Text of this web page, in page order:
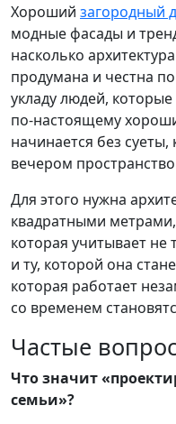
Хороший загородный
модные фасады и
насколько
продумана и честна
укладу людей,
по-настоящему
начинается без
вечером
Для этого нужна
квадратными
которая учитывает
и ту, которой она
которая работает
со временем
Частые
Что значит
семьи»?